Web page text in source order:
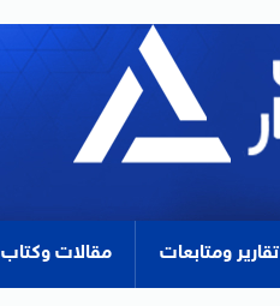
تقارير ومتابعات مقالات وكتاب